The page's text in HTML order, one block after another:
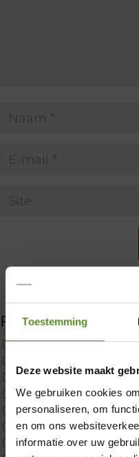
Toestemming
Deze website maakt
We gebruiken cookies
personaliseren, om
en om ons
informatie over uw
Filter producten
Uncategorized
Custom
CustomBoxspring
ErkendMatras 1 Pers
ErkendMatras 2 Pers
ErkendMatras twijfelaar